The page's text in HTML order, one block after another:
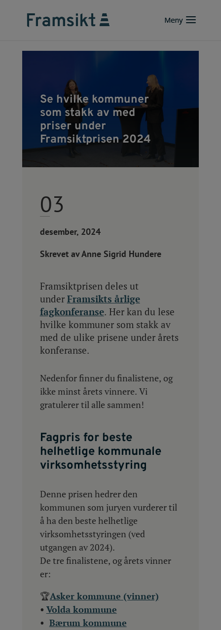
Se hvilke kommuner
som stakk av med
priser under
Framsiktprisen 2024
03
desember, 2024
Skrevet av Anne Sigrid Hundere
Framsiktprisen deles ut
under Framsikts årlige
fagkonferanse. Her kan du lese
hvilke kommuner som stakk av
med de ulike prisene under årets
konferanse.
Nedenfor finner du finalistene, og
ikke minst årets vinnere. Vi
gratulerer til alle sammen!
Fagpris for beste
helhetlige kommunale
virksomhetsstyring
Denne prisen hedrer den
kommunen som juryen vurderer til
å ha den beste helhetlige
virksomhetsstyringen (ved
utgangen av 2024).
De tre finalistene, og årets vinner
er:
🏆Asker kommune (vinner)
• Volda kommune
• Bærum kommune